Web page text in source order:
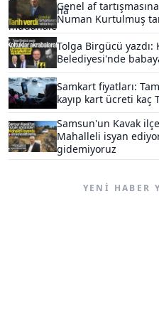
Genel af
Numan Kurtulmuş
Tolga Birgücü
Belediyesi'nde
Samkart fiyatları:
kayıp kart ücreti kaç
Samsun'un Kavak
Mahalleli isyan
gidemiyoruz
YENI HABER